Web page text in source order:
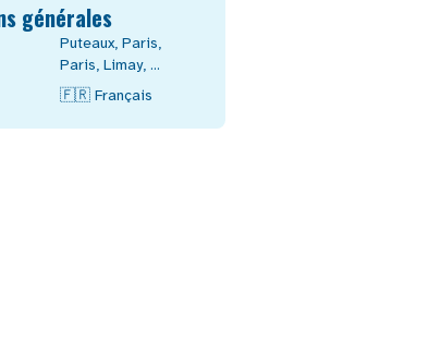
générales
Puteaux, Paris,
Paris, Limay, ...
🇫🇷 Français